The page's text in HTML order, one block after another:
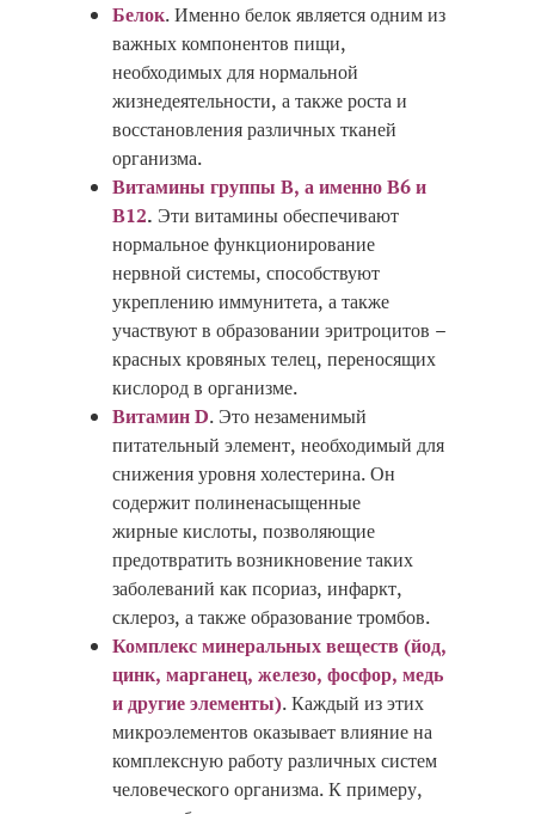
Белок. Именно белок является одним из
важных компонентов пищи,
необходимых для нормальной
жизнедеятельности, а также роста и
восстановления различных тканей
организма.
Витамины группы В, а именно В6 и
В12. Эти витамины обеспечивают
нормальное функционирование
нервной системы, способствуют
укреплению иммунитета, а также
участвуют в образовании эритроцитов –
красных кровяных телец, переносящих
кислород в организме.
ВитаминD. Это незаменимый
питательный элемент, необходимый для
снижения уровня холестерина. Он
содержит полиненасыщенные
жирные кислоты, позволяющие
предотвратить возникновение таких
заболеваний как псориаз, инфаркт,
склероз, а также образование тромбов.
Комплекс минеральных веществ (йод,
цинк, марганец, железо, фосфор, медь
и другие элементы). Каждый из этих
микроэлементов оказывает влияние на
комплексную работу различных систем
человеческого организма. К примеру,